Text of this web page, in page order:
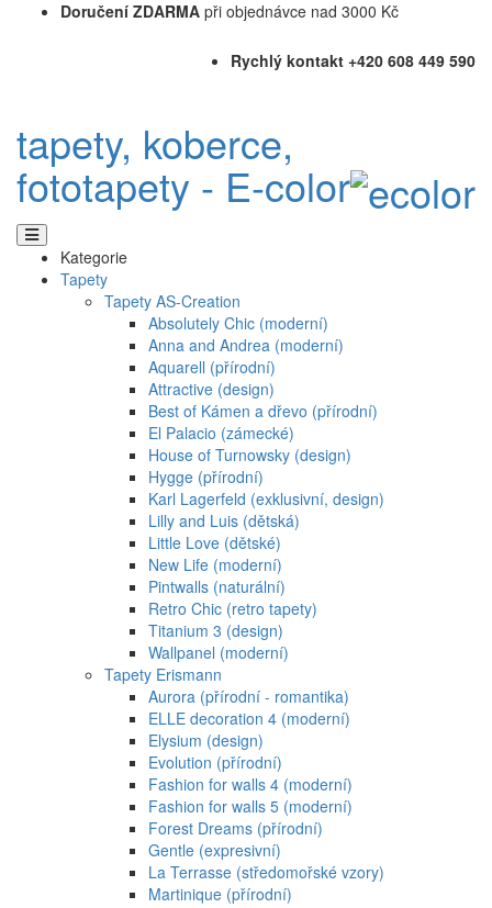
Doručení ZDARMA při objednávce nad 3000 Kč
Rychlý kontakt +420 608 449 590
tapety, koberce,
fototapety - E-color
Kategorie
Tapety
Tapety AS-Creation
Absolutely Chic (moderní)
Anna and Andrea (moderní)
Aquarell (přírodní)
Attractive (design)
Best of Kámen a dřevo (přírodní)
El Palacio (zámecké)
House of Turnowsky (design)
Hygge (přírodní)
Karl Lagerfeld (exklusivní, design)
Lilly and Luis (dětská)
Little Love (dětské)
New Life (moderní)
Pintwalls (naturální)
Retro Chic (retro tapety)
Titanium 3 (design)
Wallpanel (moderní)
Tapety Erismann
Aurora (přírodní - romantika)
ELLE decoration 4 (moderní)
Elysium (design)
Evolution (přírodní)
Fashion for walls 4 (moderní)
Fashion for walls 5 (moderní)
Forest Dreams (přírodní)
Gentle (expresivní)
La Terrasse (středomořské vzory)
Martinique (přírodní)